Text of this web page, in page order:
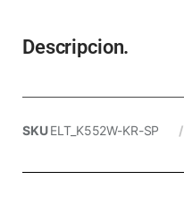
Descripcion.
SKUELT_K552W-KR-SP